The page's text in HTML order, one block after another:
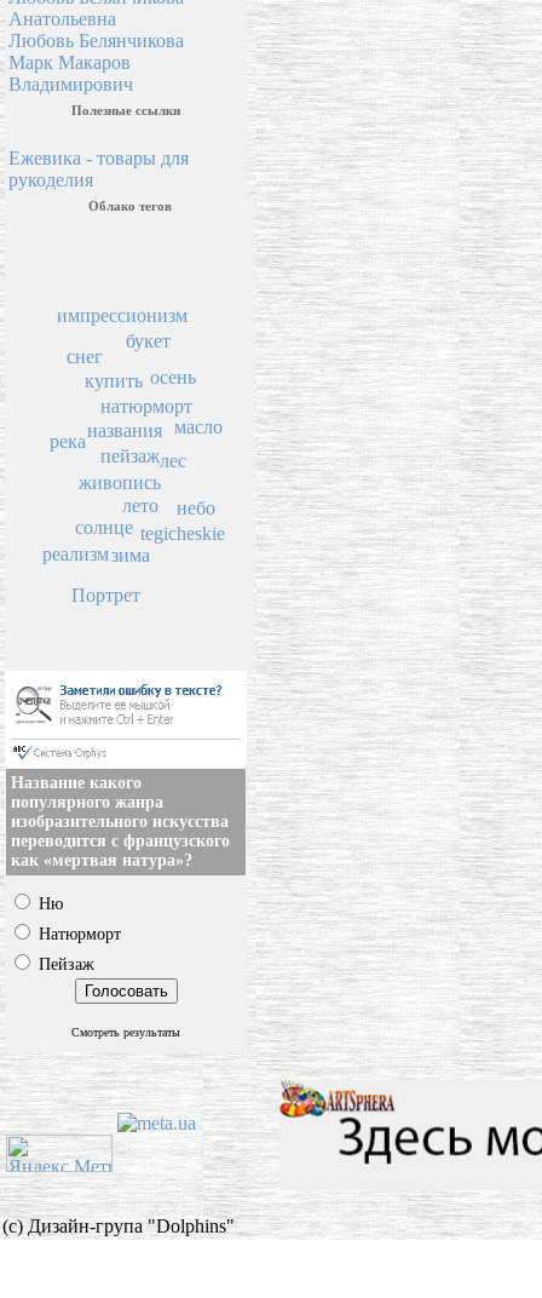
Анатольевна
Любовь Белянчикова
Марк Макаров
Владимирович
Полезные ссылки
Ежевика - товары для
рукоделия
Облако тегов
пейзаж
названия
живопись
лето
натюрморт
купить
солнце
лес
зима
осень
букет
масло
река
снег
tegicheskie
реализм
небо
импрессионизм
Портрет
Название какого
популярного жанра
изобразительного искусства
переводится с французского
как «мертвая натура»?
Ню
Натюрморт
Пейзаж
Смотреть результаты
(c) Дизайн-група "Dolphins"